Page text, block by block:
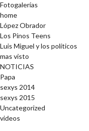
Fotogalerías
home
López Obrador
Los Pinos Teens
Luis Miguel y los políticos
mas visto
NOTICIAS
Papa
sexys 2014
sexys 2015
Uncategorized
videos